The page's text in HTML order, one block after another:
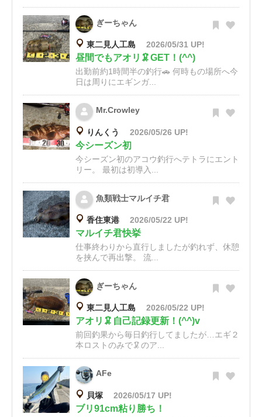
ぎーちゃん
東二見人工島 2026/05/31 UP!
昼間でもアオリ🦑GET！(^^)
出勤前約1時間半の釣行🚗 何時もの場所へ今
日は周りにエギンガ...
Mr.Crowley
りんくう 2026/05/26 UP!
今シーズン初
今シーズン初のアコウ釣行へテトラにエント
リー。 最初は初導入...
魚類戦士マルイチ君
香住東港 2026/05/22 UP!
マルイチ君快挙
仕事終わりから直行しましたが釣れず、休憩
を挟んで再出撃。 流...
ぎーちゃん
東二見人工島 2026/05/22 UP!
アオリ🦑自己記録更新！(^^)v
前回釣果から毎日釣行してましたが…エギ２
本ロストのみで🦑のア...
AFe
貝塚 2026/05/17 UP!
ブリ91cm粘り勝ち！